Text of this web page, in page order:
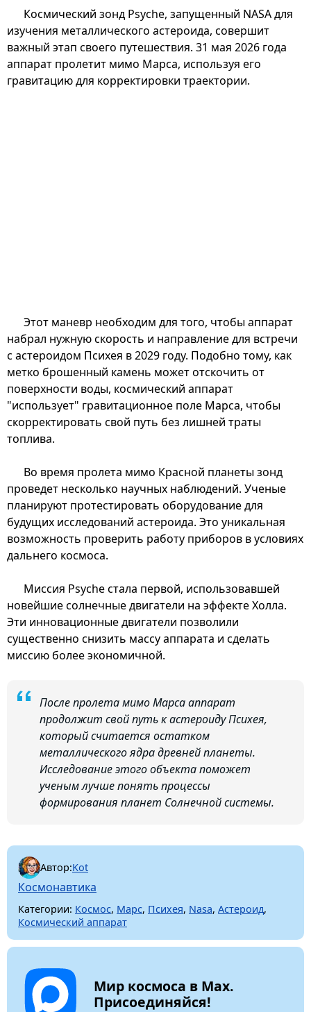
Космический зонд Psyche, запущенный NASA для
изучения металлического астероида, совершит
важный этап своего путешествия. 31 мая 2026 года
аппарат пролетит мимо Марса, используя его
гравитацию для корректировки траектории.
Этот маневр необходим для того, чтобы аппарат
набрал нужную скорость и направление для встречи
с астероидом Психея в 2029 году. Подобно тому, как
метко брошенный камень может отскочить от
поверхности воды, космический аппарат
"использует" гравитационное поле Марса, чтобы
скорректировать свой путь без лишней траты
топлива.
Во время пролета мимо Красной планеты зонд
проведет несколько научных наблюдений. Ученые
планируют протестировать оборудование для
будущих исследований астероида. Это уникальная
возможность проверить работу приборов в условиях
дальнего космоса.
Миссия Psyche стала первой, использовавшей
новейшие солнечные двигатели на эффекте Холла.
Эти инновационные двигатели позволили
существенно снизить массу аппарата и сделать
миссию более экономичной.
После пролета мимо Марса аппарат
продолжит свой путь к астероиду Психея,
который считается остатком
металлического ядра древней планеты.
Исследование этого объекта поможет
ученым лучше понять процессы
формирования планет Солнечной системы.
Автор:Kot
Космонавтика
Категории: Космос, Марс, Психея, Nasa, Астероид,
Космический аппарат
Мир космоса в Max.
Присоединяйся!